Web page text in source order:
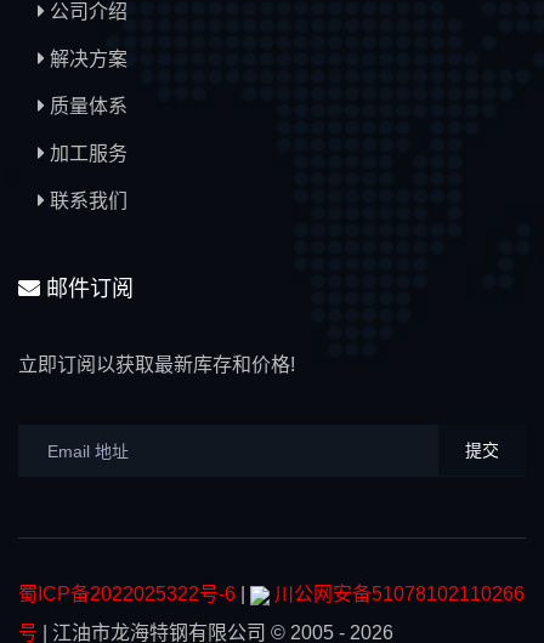
公司介绍
解决方案
质量体系
加工服务
联系我们
邮件订阅
立即订阅以获取最新库存和价格!
提交
蜀ICP备2022025322号-6
川公网安备51078102110266
号
江油市龙海特钢有限公司 © 2005 - 2026